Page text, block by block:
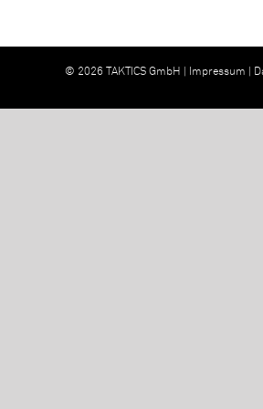
© 2026 TAKTICS GmbH | Impressum |